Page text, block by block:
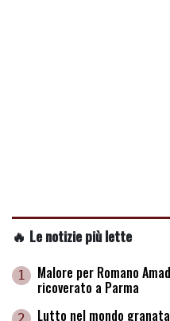
🔥 Le notizie più lette
1 Malore per Romano
ricoverato a Parma
Lutto nel mondo